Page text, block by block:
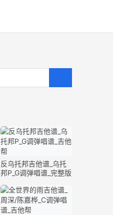
反乌托邦吉他谱_乌托
邦P_G调弹唱谱_完整版